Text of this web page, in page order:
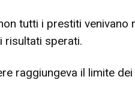
tutti i prestiti venivano
risultati sperati.
raggiungeva il limite